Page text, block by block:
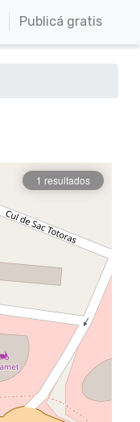
Publicá gratis
1 resultados